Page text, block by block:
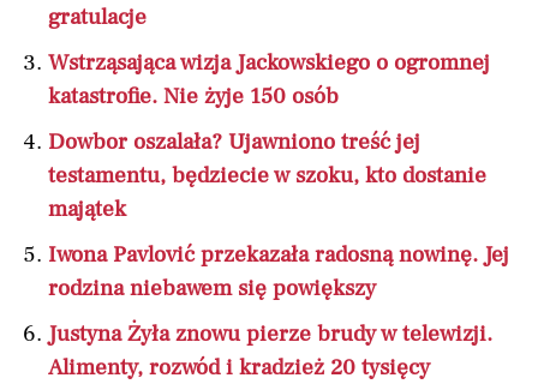
gratulacje
Wstrząsająca wizja Jackowskiego o ogromnej
katastrofie. Nie żyje 150 osób
Dowbor oszalała? Ujawniono treść jej
testamentu, będziecie w szoku, kto dostanie
majątek
Iwona Pavlović przekazała radosną nowinę. Jej
rodzina niebawem się powiększy
Justyna Żyła znowu pierze brudy w telewizji.
Alimenty, rozwód i kradzież 20 tysięcy